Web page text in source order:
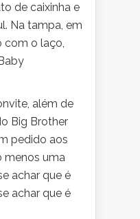
de caixinha e
Na tampa, em
com o laço,
além de
Big Brother
pedido aos
menos uma
achar que é
achar que é